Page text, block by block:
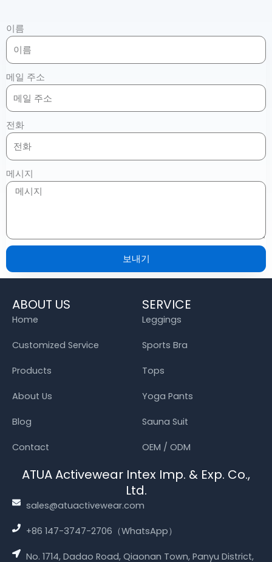
이름
메일 주소
전화
메시지
보내기
ABOUT US
Home
Customized Service
Products
About Us
Blog
Contact
SERVICE
Leggings
Sports Bra
Tops
Yoga Pants
Sauna Suit
OEM / ODM
ATUA Activewear Intex Imp. & Exp. Co.,
Ltd.
sales@atuactivewear.com
+86 147-3747-2706（WhatsApp）
No. 1714, Dadao Road, Qiaonan Town, Panyu District,